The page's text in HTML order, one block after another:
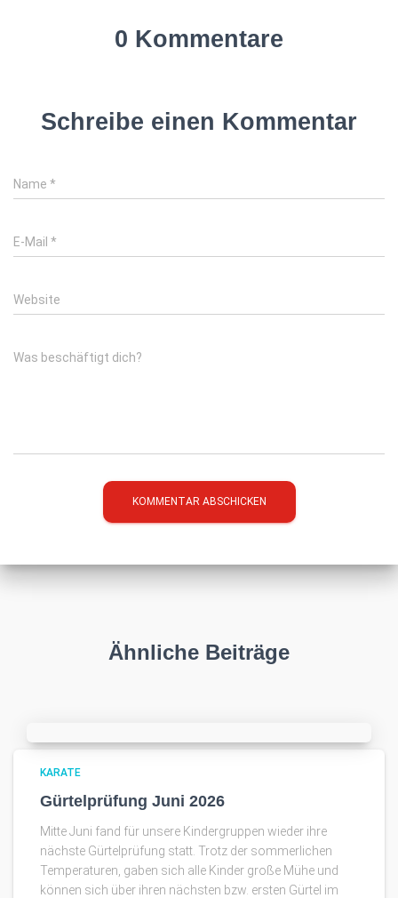
0 Kommentare
Schreibe einen Kommentar
Name *
E-Mail *
Website
Was beschäftigt dich?
Ähnliche Beiträge
KARATE
Gürtelprüfung Juni 2026
Mitte Juni fand für unsere Kindergruppen wieder ihre
nächste Gürtelprüfung statt. Trotz der sommerlichen
Temperaturen, gaben sich alle Kinder große Mühe und
können sich über ihren nächsten bzw. ersten Gürtel im